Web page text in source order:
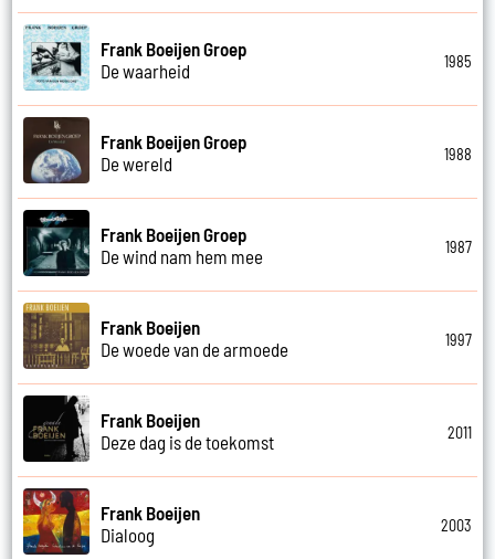
Frank Boeijen Groep
De waarheid
1985
Frank Boeijen Groep
De wereld
1988
Frank Boeijen Groep
De wind nam hem mee
1987
Frank Boeijen
De woede van de armoede
1997
Frank Boeijen
Deze dag is de toekomst
2011
Frank Boeijen
Dialoog
2003